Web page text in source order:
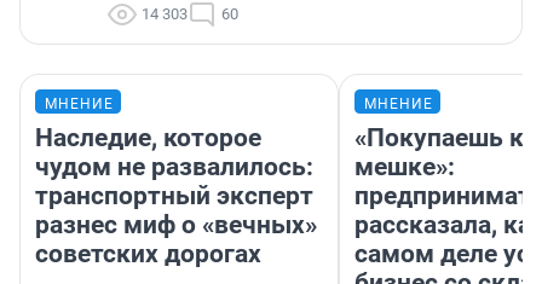
14 303 60
МНЕНИЕ
Наследие, которое
чудом не развалилось:
транспортный эксперт
разнес миф о «вечных»
советских дорогах
МНЕНИЕ
«Покупаешь
мешке»:
рассказала,
самом деле